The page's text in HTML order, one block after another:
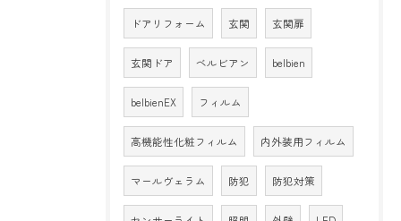
ドアリフォーム 玄関 玄関扉
玄関ドア ベルビアン belbien
belbienEX フィルム
高機能性化粧フィルム 内外装用フィルム
マールヴェラム 防犯 防犯対策